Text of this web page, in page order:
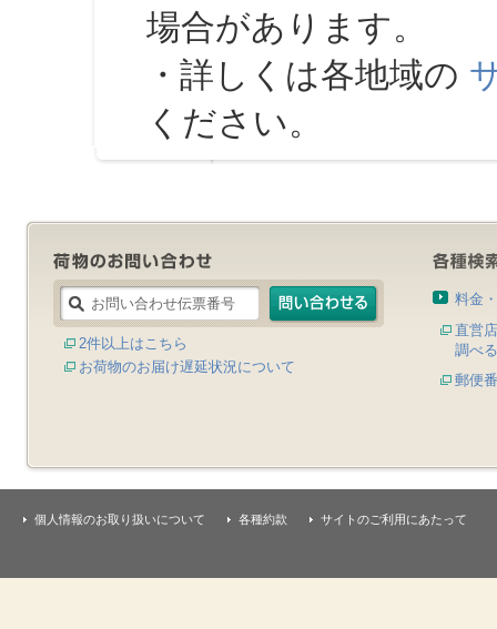
場合があります。
・詳しくは各地域の
ください。
2件以上はこちら
お荷物のお届け遅延状況について
料金
直営
調べる
郵便
個人情報のお取り扱いについて 各種約款 サイトのご利用にあたって